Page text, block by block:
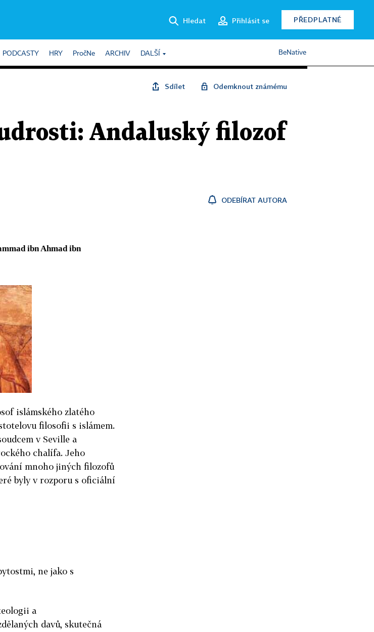
Hledat Přihlásit se PŘEDPLATNÉ
PODCASTY HRY PročNe ARCHIV DALŠÍ BeNative
Sdílet Odemknout známému
Andaluský filozof
ODEBÍRAT AUTORA
ibn Ahmad ibn
islámského zlatého
filosofii s islámem.
v Seville a
chalífa. Jeho
mnoho jiných filozofů
byly v rozporu s oficiální
ne jako s
a
davů, skutečná